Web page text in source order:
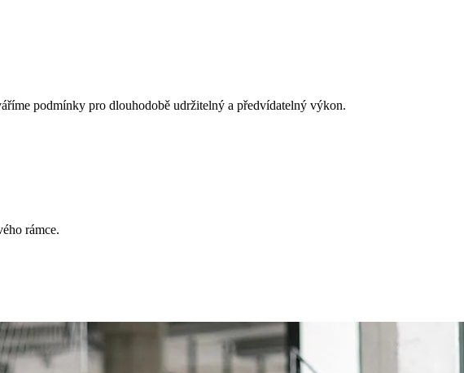
podmínky pro dlouhodobě udržitelný a předvídatelný výkon.
rámce.